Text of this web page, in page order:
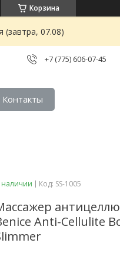
Корзина
07.08)
+7 (775) 606-07-45
Контакты
наличии Код: SS-1005
Anti-Cellulite